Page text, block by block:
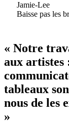
Jamie-Lee
Baisse pas les
« Notre
aux artistes
tableaux
nous de les
»